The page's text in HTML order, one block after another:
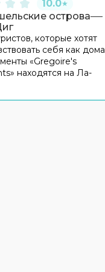
10.0★
острова
которые хотят
себя как дома
«Gregoire's
находятся на Ла-
Beach и Пляж Source